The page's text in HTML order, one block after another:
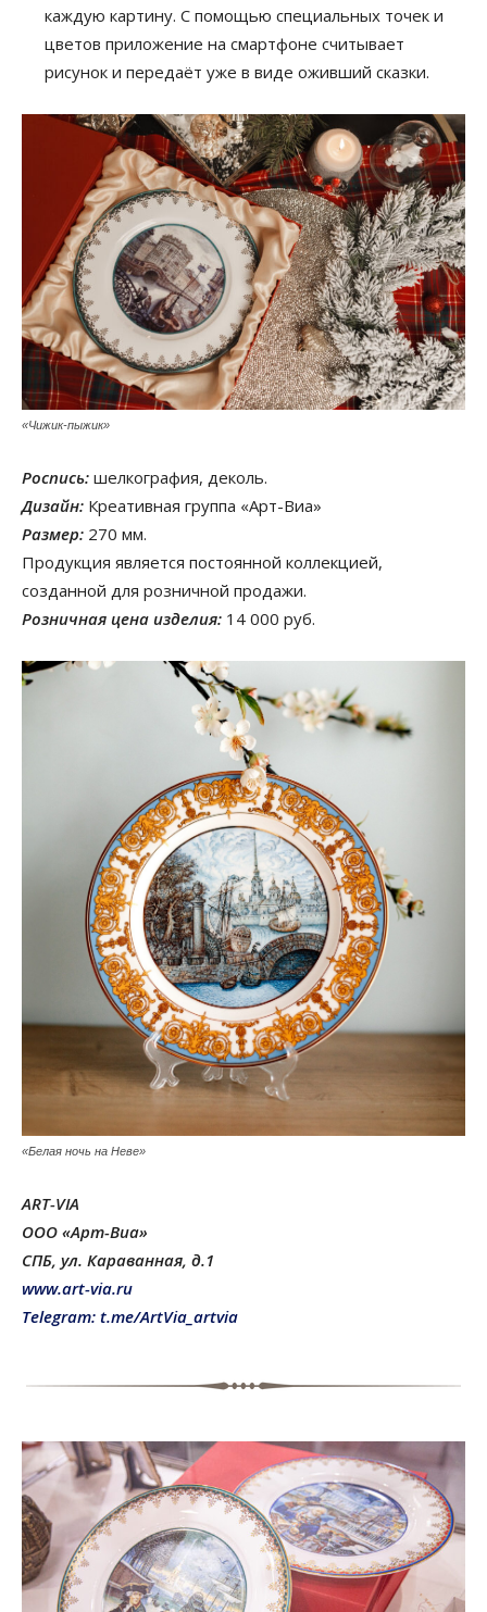
каждую картину. С помощью специальных точек и
цветов приложение на смартфоне считывает
рисунок и передаёт уже в виде оживший сказки.
«Чижик-пыжик»
Роспись: шелкография, деколь.
Дизайн: Креативная группа «Арт-Виа»
Размер: 270 мм.
Продукция является постоянной коллекцией,
созданной для розничной продажи.
Розничная цена изделия: 14 000 руб.
«Белая ночь на Неве»
ART-VIA
ООО «Арт-Виа»
СПБ, ул. Караванная, д.1
www.art-via.ru
Telegram: t.me/ArtVia_artvia